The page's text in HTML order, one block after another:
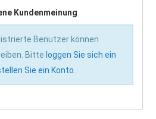
Kundenmeinung
Benutzer können
Bitte loggen Sie sich ein
Sie ein Konto